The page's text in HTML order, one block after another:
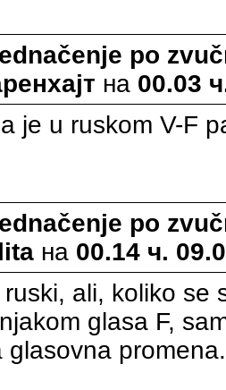
po
на 00.03
je u ruskom V-F
po
на 00.14 ч.
ali, koliko se
glasa F,
glasovna promena.